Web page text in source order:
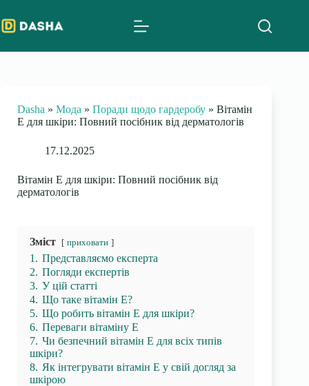
to
content
Dasha » Мода » Поради щодо гардеробу » Вітамін
Е для шкіри: Повний посібник від дерматологів
17.12.2025
Вітамін Е для шкіри: Повний посібник від
дерматологів
Зміст приховати
1. Представляємо експерта
2. Погляди експертів
3. У цій статті
4. Що таке вітамін Е?
5. Що робить вітамін Е для шкіри?
6. Переваги вітаміну Е
7. Чи безпечний вітамін Е для всіх типів
шкіри?
8. Як інтегрувати вітамін Е у свій догляд за
шкірою